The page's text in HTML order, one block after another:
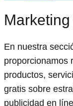
En nuestra
proporcionamos
productos,
gratis sobre
publicidad en